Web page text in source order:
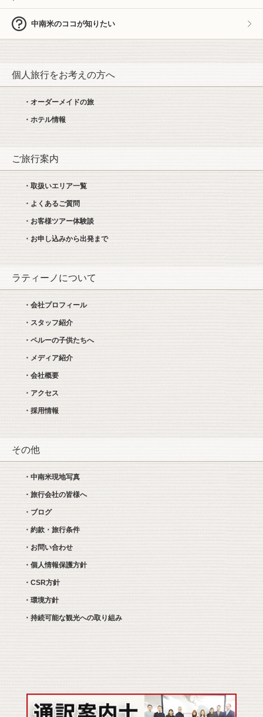
中南米のココが知りたい
個人旅行をお考えの方へ
・オーダーメイドの旅
・ホテル情報
ご旅行案内
・取扱いエリア一覧
・よくあるご質問
・お客様ツアー体験談
・お申し込みから出発まで
ラティーノについて
・会社プロフィール
・スタッフ紹介
・ペルーの子供たちへ
・メディア紹介
・会社概要
・アクセス
・採用情報
その他
・中南米現地写真
・旅行会社の皆様へ
・ブログ
・約款・旅行条件
・お問い合わせ
・個人情報保護方針
・CSR方針
・環境方針
・持続可能な観光への取り組み